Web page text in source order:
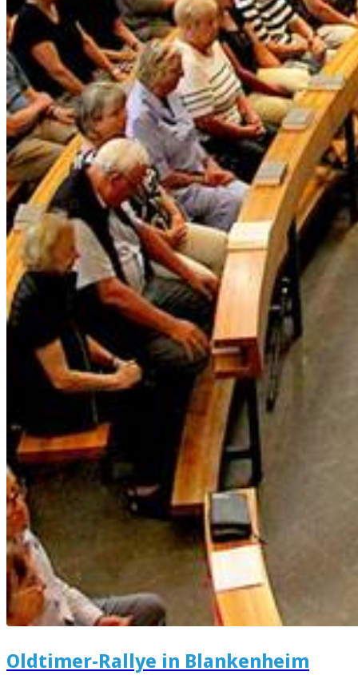
Oldtimer-Rallye in Blankenheim